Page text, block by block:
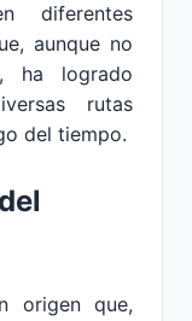
diferentes
aunque no
ha logrado
rutas
del tiempo.
origen que,